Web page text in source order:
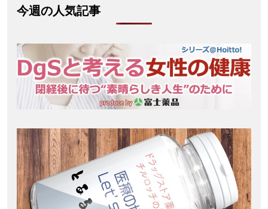
今週の人気記事